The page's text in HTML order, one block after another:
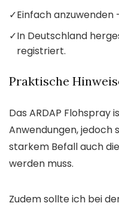
✓Einfach anzuwenden
✓In Deutschland
registriert.
Praktische
Das ARDAP
Anwendungen, jedoch
starkem Befall auch
werden muss.
Zudem sollte ich bei